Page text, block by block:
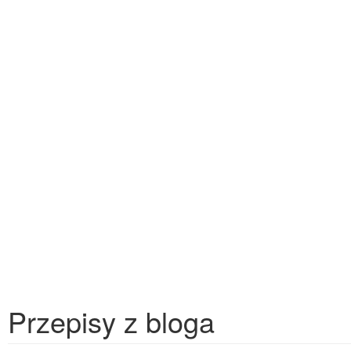
Przepisy z bloga